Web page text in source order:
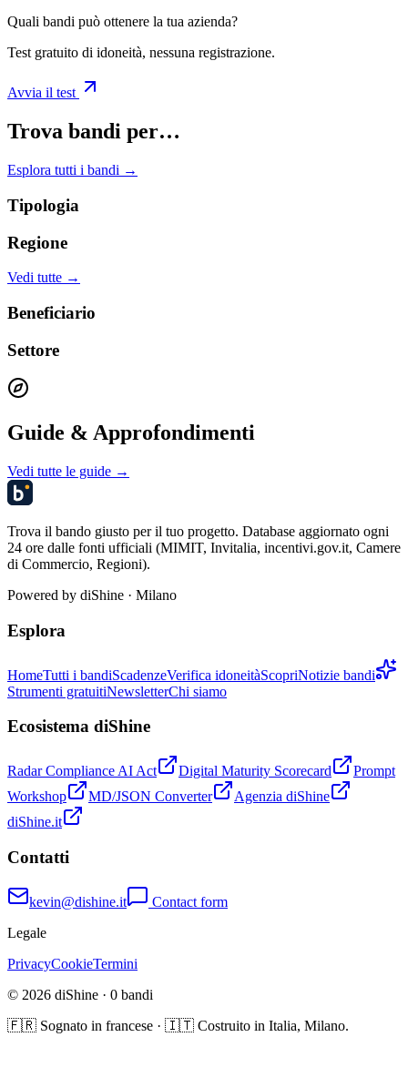
Quali bandi può ottenere la tua azienda?
Test gratuito di idoneità, nessuna registrazione.
Avvia il test
Trova bandi per…
Esplora tutti i bandi →
Tipologia
Regione
Vedi tutte →
Beneficiario
Settore
Guide & Approfondimenti
Vedi tutte le guide →
Trova il bando giusto per il tuo progetto. Database aggiornato ogni
24 ore dalle fonti ufficiali (MIMIT, Invitalia, incentivi.gov.it, Camere
di Commercio, Regioni).
Powered by diShine · Milano
Esplora
HomeTutti i bandiScadenzeVerifica idoneitàScopriNotizie bandi
Strumenti gratuitiNewsletterChi siamo
Ecosistema diShine
Radar Compliance AI Act Digital Maturity Scorecard
Prompt
Workshop
MD/JSON Converter
Agenzia diShine
diShine.it
Contatti
kevin@dishine.it
Contact form
Legale
PrivacyCookieTermini
© 2026 diShine · 0 bandi
🇫🇷 Sognato in francese · 🇮🇹 Costruito in Italia, Milano.